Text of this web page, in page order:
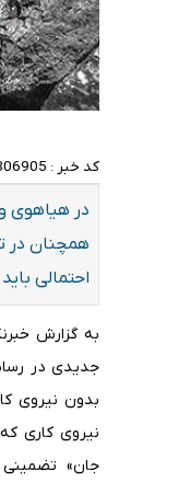
کد خبر :
در هیاهوی
همچنان در
احتمالی
به گزارش
جدیدی در
بدون نیروی
نیروی کاری
جان» تضمینی